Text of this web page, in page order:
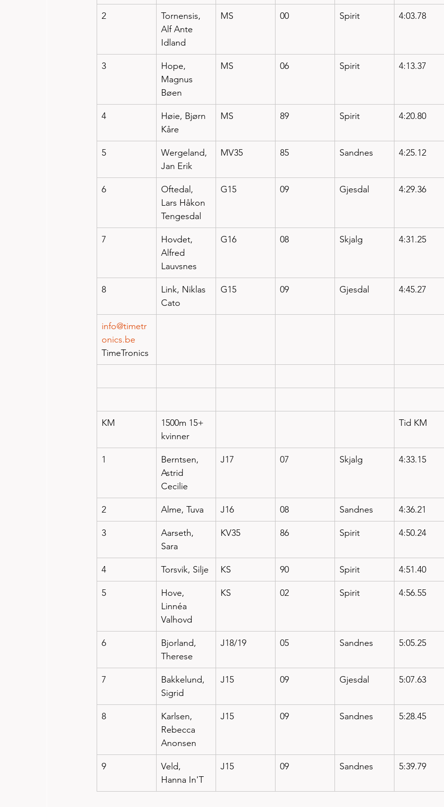
2
Tornensis,
Alf Ante
Idland
MS 00 Spirit 4:03.78
3
Hope,
Magnus
Bøen
MS 06 Spirit 4:13.37
4
Høie, Bjørn
Kåre
MS 89 Spirit 4:20.80
5
Wergeland,
Jan Erik
MV35 85 Sandnes 4:25.12
6
Oftedal,
Lars Håkon
Tengesdal
G15 09 Gjesdal 4:29.36
7
Hovdet,
Alfred
Lauvsnes
G16 08 Skjalg 4:31.25
8
Link, Niklas
Cato
G15 09 Gjesdal 4:45.27
info@timetr
onics.be
TimeTronics
KM
1500m 15+
kvinner
Tid KM
1
Berntsen,
Astrid
Cecilie
J17 07 Skjalg 4:33.15
2 Alme, Tuva J16 08 Sandnes 4:36.21
3
Aarseth,
Sara
KV35 86 Spirit 4:50.24
4 Torsvik, Silje KS 90 Spirit 4:51.40
5
Hove,
Linnéa
Valhovd
KS 02 Spirit 4:56.55
6
Bjorland,
Therese
J18/19 05 Sandnes 5:05.25
7
Bakkelund,
Sigrid
J15 09 Gjesdal 5:07.63
8
Karlsen,
Rebecca
Anonsen
J15 09 Sandnes 5:28.45
9
Veld,
Hanna In'T
J15 09 Sandnes 5:39.79